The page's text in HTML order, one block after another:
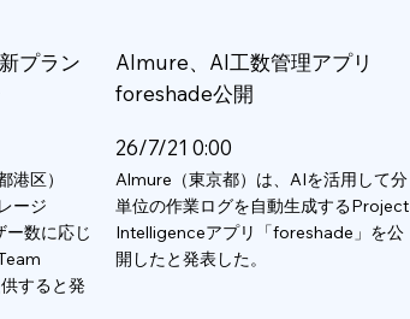
プラン
港区）
ージ
ー数に応じ
すると発
Almure、AI工数管理アプリ
foreshade公開
26/7/21 0:00
Almure（東京都）は、AIを活用して分
単位の作業ログを自動生成するProject
Intelligenceアプリ「foreshade」を公
開したと発表した。